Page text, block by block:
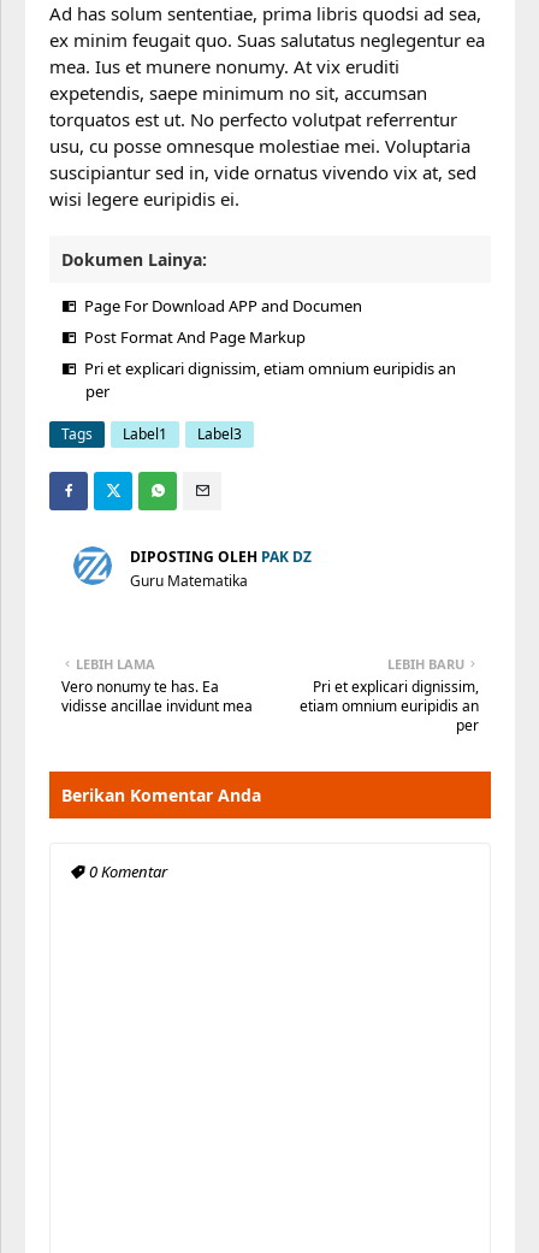
Ad has solum sententiae, prima libris quodsi ad sea,
ex minim feugait quo. Suas salutatus neglegentur ea
mea. Ius et munere nonumy. At vix eruditi
expetendis, saepe minimum no sit, accumsan
torquatos est ut. No perfecto volutpat referrentur
usu, cu posse omnesque molestiae mei. Voluptaria
suscipiantur sed in, vide ornatus vivendo vix at, sed
wisi legere euripidis ei.
Dokumen Lainya:
Page For Download APP and Documen
Post Format And Page Markup
Pri et explicari dignissim, etiam omnium euripidis an
per
Tags Label1 Label3
DIPOSTING OLEH PAK DZ
Guru Matematika
LEBIH BARU
Pri et explicari dignissim,
etiam omnium euripidis an
per
LEBIH LAMA
Vero nonumy te has. Ea
vidisse ancillae invidunt mea
Berikan Komentar Anda
0 Komentar